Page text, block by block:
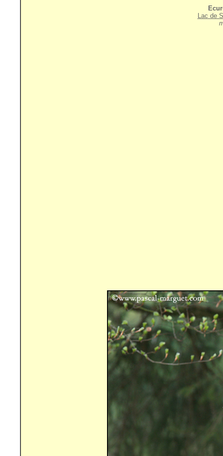
Lac de